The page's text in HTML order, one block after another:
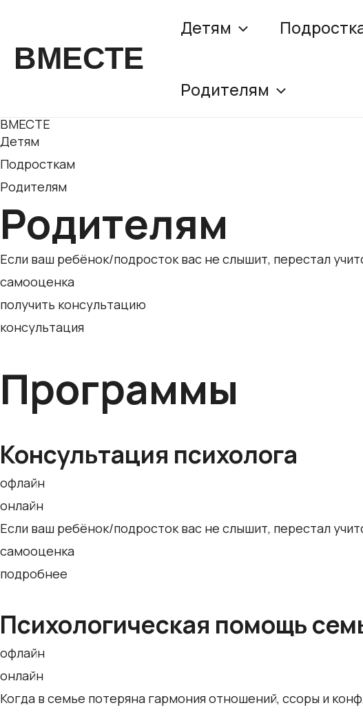
содержимому
ВМЕСТЕ
Детям
Родителям
ВМЕСТЕ
Детям
Подросткам
Родителям
Родителям
Если ваш ребёнок/подросток вас не слышит, перестал
самооценка
получить консультацию
консультация
Программы
Консультация психолога
офлайн
онлайн
Если ваш ребёнок/подросток вас не слышит, перестал
самооценка
подробнее
Психологическая помощь
офлайн
онлайн
Когда в семье потеряна гармония отношений, ссоры и